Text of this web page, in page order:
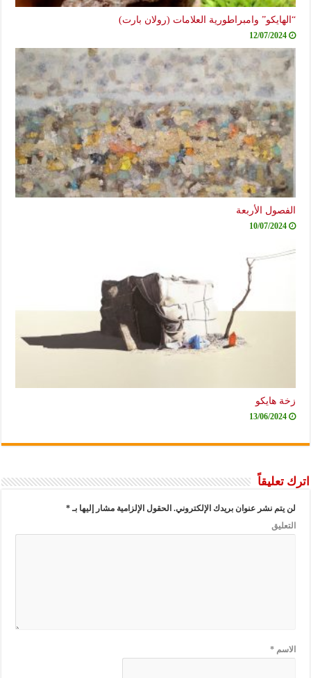
“الهايكو” وامبراطورية العلامات (رولان بارت)
12/07/2024
الفصول الأربعة
10/07/2024
زخة هايكو
13/06/2024
اترك تعليقاً
لن يتم نشر عنوان بريدك الإلكتروني. الحقول الإلزامية مشار إليها بـ*
التعليق
الاسم*